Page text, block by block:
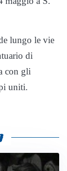
lungo le vie
di
con gli
uniti.